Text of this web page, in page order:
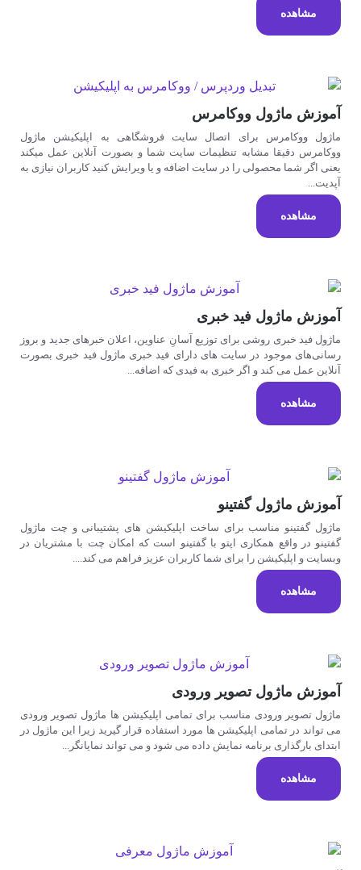
مشاهده
آموزش ماژول ووکامرس
ماژول ووکامرس برای اتصال سایت فروشگاهی به اپلیکیشن ماژول
ووکامرس دقیقا مشابه تنظیمات سایت شما و بصورت آنلاین عمل میکند
یعنی اگر شما محصولی را در سایت اضافه و یا ویرایش کنید کاربران نیازی به
آپدیت...
مشاهده
آموزش ماژول فید خبری
ماژول فید خبری روشی برای توزیع آسانِ عناوین، اعلان خبرهای جدید و بروز
رسانی‌های موجود در سایت های دارای فید خبری ماژول فید خبری بصورت
آنلاین عمل می کند و اگر خبری به فیدی که اضافه...
مشاهده
آموزش ماژول گفتینو
ماژول گفتینو مناسب برای ساخت اپلیکیشن های پشتیبانی و چت ماژول
گفتینو در واقع همکاری اپتو با گفتینو است که امکان چت با مشتریان در
وبسایت و اپلیکیشن را برای شما کاربران عزیز فراهم می کند....
مشاهده
آموزش ماژول تصویر ورودی
ماژول تصویر ورودی مناسب برای تمامی اپلیکیشن ها ماژول تصویر ورودی
می تواند در تمامی اپلیکیشن ها مورد استفاده قرار گیرید زیرا این ماژول در
ابتدای بارگذاری برنامه نمایش داده می شود و می تواند نمایانگر...
مشاهده